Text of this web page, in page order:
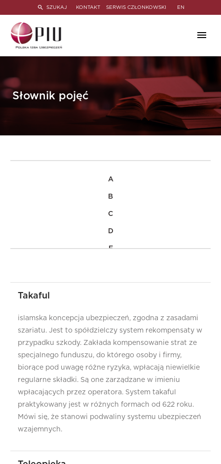
SZUKAJ KONTAKT SERWIS CZŁONKOWSKI EN
Słownik pojęć
A
B
C
D
F
K
M
O
P
S
Takaful
islamska koncepcja ubezpieczeń, zgodna z zasadami
szariatu. Jest to spółdzielczy system rekompensaty w
przypadku szkody. Zakłada kompensowanie strat ze
specjalnego funduszu, do którego osoby i firmy,
biorące pod uwagę różne ryzyka, wpłacają niewielkie
regularne składki. Są one zarządzane w imieniu
wpłacających przez operatora. System takaful
praktykowany jest w różnych formach od 622 roku.
Mówi się, że stanowi podwaliny systemu ubezpieczeń
wzajemnych.